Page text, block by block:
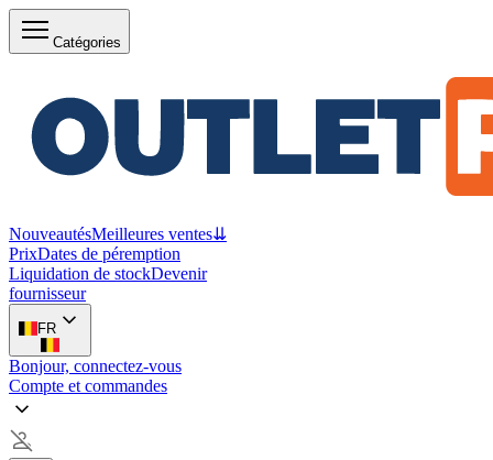
Catégories
NouveautésMeilleures ventes⇊
PrixDates de péremption
Liquidation de stockDevenir
fournisseur
FR
Bonjour, connectez-vous
Compte et commandes